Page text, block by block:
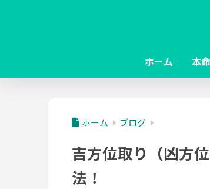
ホーム 本
ホーム ブログ
吉方位取り（凶方
法！